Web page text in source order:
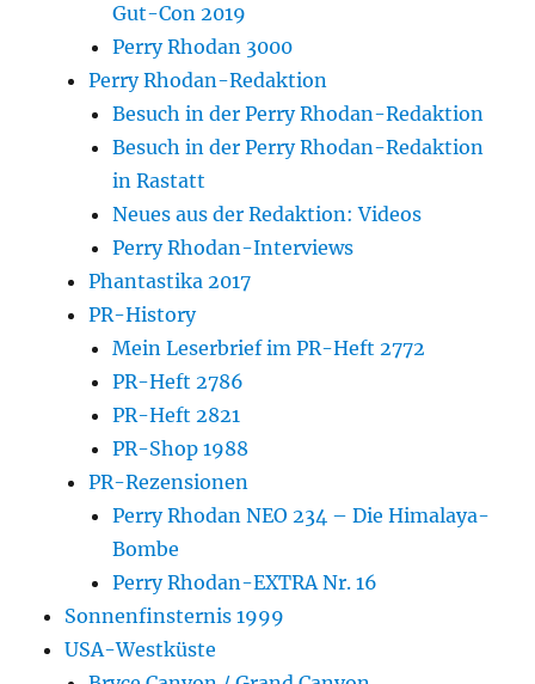
Gut-Con 2019
Perry Rhodan 3000
Perry Rhodan-Redaktion
Besuch in der Perry Rhodan-Redaktion
Besuch in der Perry Rhodan-Redaktion
in Rastatt
Neues aus der Redaktion: Videos
Perry Rhodan-Interviews
Phantastika 2017
PR-History
Mein Leserbrief im PR-Heft 2772
PR-Heft 2786
PR-Heft 2821
PR-Shop 1988
PR-Rezensionen
Perry Rhodan NEO 234 – Die Himalaya-
Bombe
Perry Rhodan-EXTRA Nr. 16
Sonnenfinsternis 1999
USA-Westküste